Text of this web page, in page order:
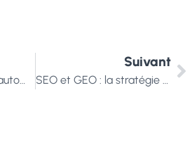
Agents IA en PME : l’automatisation sans code en 2026
Suivant
SEO et GEO : la stratégie gagnante pour votre PME en 2026